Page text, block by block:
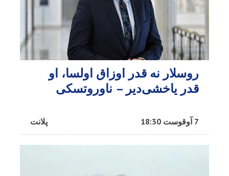
روسلار نه قدر اوزاق اولسا، او
قدر یاخشی‌دیر – ناوروتسکی
پلانت 7 آوقوست 18:30